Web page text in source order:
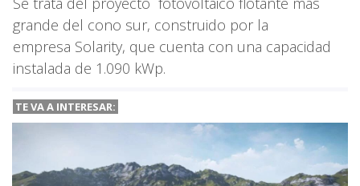
grande del cono sur, construido por la
empresa Solarity, que cuenta con una capacidad
instalada de 1.090 kWp.
TE VA A INTERESAR: